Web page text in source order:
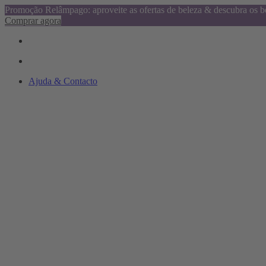
Promoção Relâmpago: aproveite as ofertas de beleza & descubra os
Comprar agora
Ajuda & Contacto